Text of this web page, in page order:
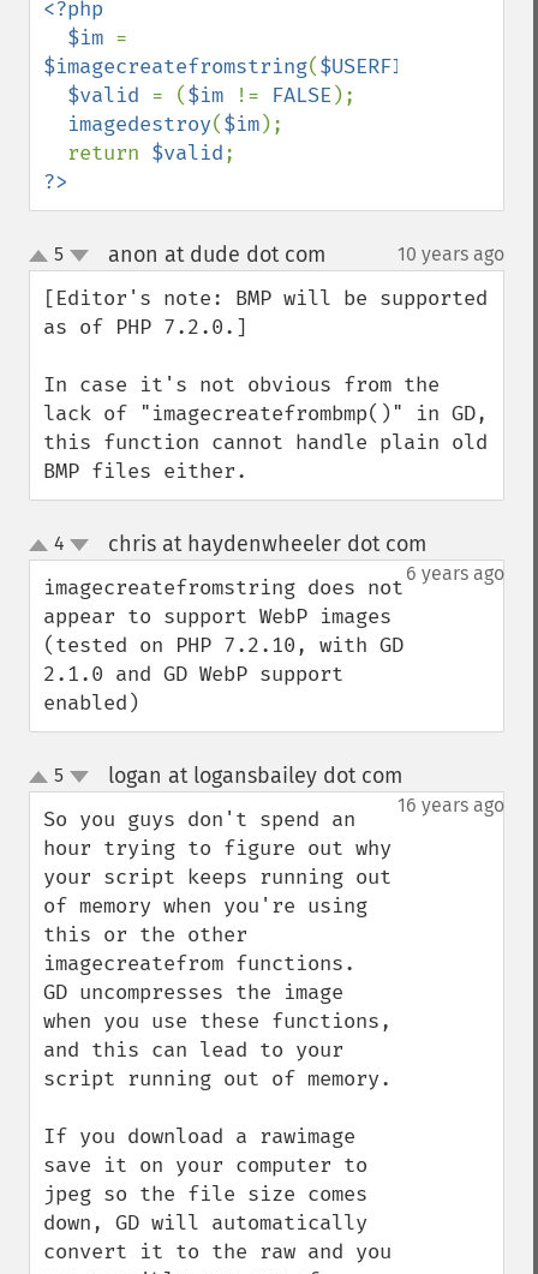
<?php
  $im
$imagecreatefromstring($USERFILE
$valid = ($im != FALSE );
imagedestroy($im);
  return
$valid
?>
up
down
5 anon at dude dot com 10 years ago
[Editor's note: BMP will be supported
as of PHP 7.2.0.]
In case it's not obvious from the
lack of "imagecreatefrombmp()" in GD,
this function cannot handle plain old
BMP files either.
up
down
4 chris at haydenwheeler dot com
6 years ago
imagecreatefromstring does not
appear to support WebP images
(tested on PHP 7.2.10, with GD
2.1.0 and GD WebP support
enabled)
up
down
5 logan at logansbailey dot com
16 years ago
So you guys don't spend an
hour trying to figure out why
your script keeps running out
of memory when you're using
this or the other
imagecreatefrom functions.
GD uncompresses the image
when you use these functions,
and this can lead to your
script running out of memory.
If you download a rawimage
save it on your computer to
jpeg so the file size comes
down, GD will automatically
convert it to the raw and you